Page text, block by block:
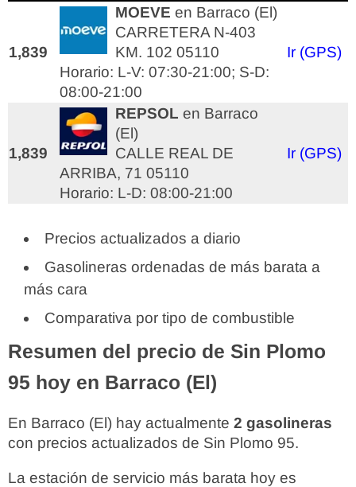
1,839
MOEVE en Barraco (El)
CARRETERA N-403
KM. 102 05110
Horario: L-V: 07:30-21:00; S-D:
08:00-21:00
Ir (GPS)
1,839
REPSOL en Barraco
(El)
CALLE REAL DE
ARRIBA, 71 05110
Horario: L-D: 08:00-21:00
Ir (GPS)
Precios actualizados a diario
Gasolineras ordenadas de más barata a
más cara
Comparativa por tipo de combustible
Resumen del precio de Sin Plomo
95 hoy en Barraco (El)
En Barraco (El) hay actualmente 2 gasolineras
con precios actualizados de Sin Plomo 95.
La estación de servicio más barata hoy es